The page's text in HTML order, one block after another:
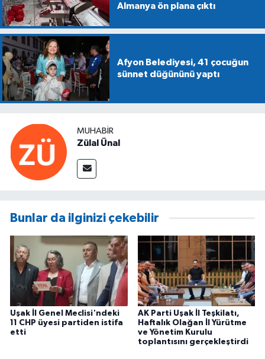
Almanya ön plana çıktı
Afyon Belediyesi, 41 çocuğun
sünnet düğününü yaptı
MUHABIR
Zülal Ünal
Bunlar da ilginizi çekebilir
Uşak İl Genel Meclisi'ndeki
11 CHP üyesi partiden istifa
etti
AK Parti Uşak İl Teşkilatı,
Haftalık Olağan İl Yürütme
ve Yönetim Kurulu
toplantısını gerçekleştirdi